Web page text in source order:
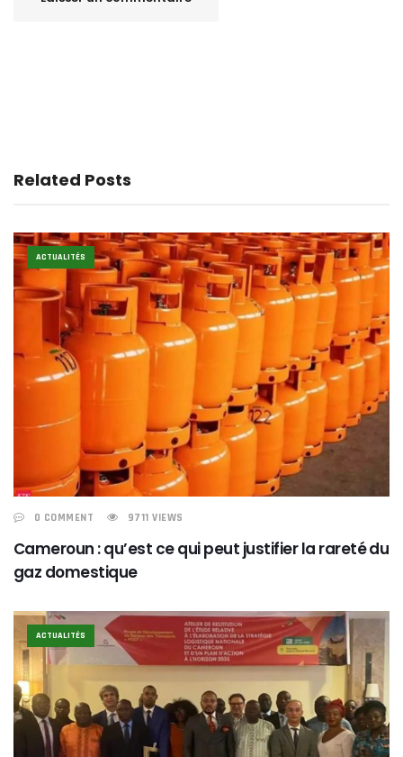
Related Posts
ACTUALITÉS
0 COMMENT 9711 VIEWS
Cameroun : qu’est ce qui peut justifier la rareté du
gaz domestique
ACTUALITÉS